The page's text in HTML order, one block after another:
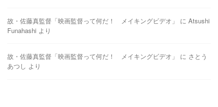
故・佐藤真監督「映画監督って何だ！ メイキングビデオ」 に Atsushi
Funahashi より
故・佐藤真監督「映画監督って何だ！ メイキングビデオ」 に さとう
あつし より